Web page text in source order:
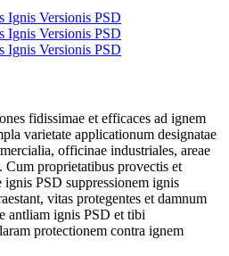
fidissimae et efficaces ad ignem
varietate applicationum designatae
officinae industriales, areae
Cum proprietatibus provectis et
PSD suppressionem ignis
vitas protegentes et damnum
antliam ignis PSD et tibi
protectionem contra ignem